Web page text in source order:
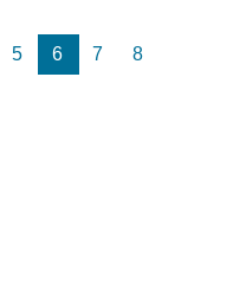
5 6 7
8